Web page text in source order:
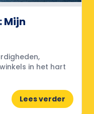
Mijn
in het hart
Lees verder